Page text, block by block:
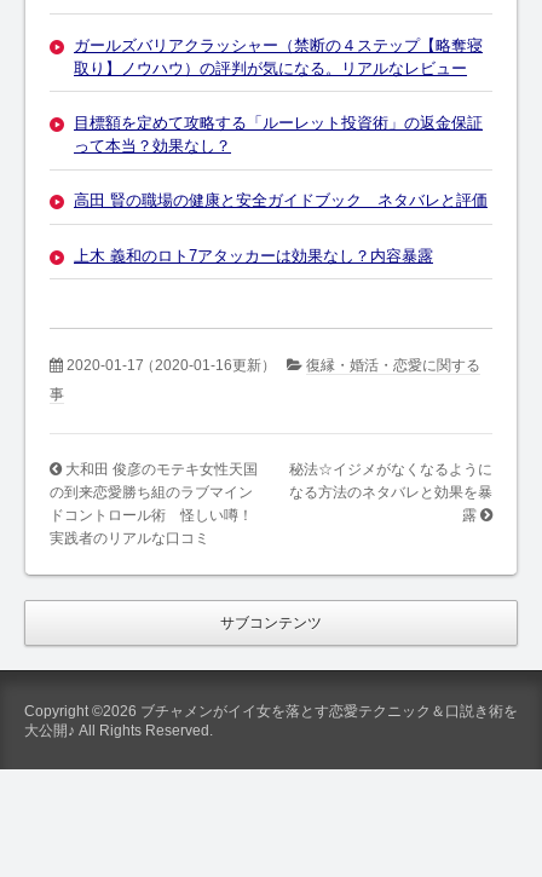
ガールズバリアクラッシャー（禁断の４ステップ【略奪寝
取り】ノウハウ）の評判が気になる。リアルなレビュー
目標額を定めて攻略する「ルーレット投資術」の返金保証
って本当？効果なし？
高田 賢の職場の健康と安全ガイドブック ネタバレと評価
上木 義和のロト7アタッカーは効果なし？内容暴露
2020-01-17（2020-01-16更新）
復縁・婚活・恋愛に関する
事
大和田 俊彦のモテキ女性天国
の到来恋愛勝ち組のラブマイン
ドコントロール術 怪しい噂！
実践者のリアルな口コミ
秘法☆イジメがなくなるように
なる方法のネタバレと効果を暴
露
サブコンテンツ
Copyright ©2026 ブチャメンがイイ女を落とす恋愛テクニック＆口説き術を
大公開♪ All Rights Reserved.